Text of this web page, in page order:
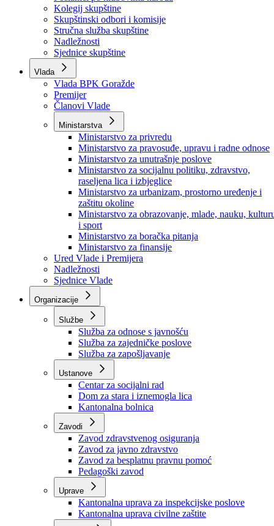
Rukovodstvo
Poslanici po strankama
Poslanici po klubovima naroda
Kolegij skupštine
Skupštinski odbori i komisije
Stručna služba skupštine
Nadležnosti
Sjednice skupštine
Vlada
Vlada BPK Goražde
Premijer
Članovi Vlade
Ministarstva
Ministarstvo za privredu
Ministarstvo za pravosuđe, upravu i radne odnose
Ministarstvo za unutrašnje poslove
Ministarstvo za socijalnu politiku, zdravstvo,
raseljena lica i izbjeglice
Ministarstvo za urbanizam, prostorno uređenje i
zaštitu okoline
Ministarstvo za obrazovanje, mlade, nauku,
i sport
Ministarstvo za boračka pitanja
Ministarstvo za finansije
Ured Vlade i Premijera
Nadležnosti
Sjednice Vlade
Organizacije
Službe
Služba za odnose s javnošću
Služba za zajedničke poslove
Služba za zapošljavanje
Ustanove
Centar za socijalni rad
Dom za stara i iznemogla lica
Kantonalna bolnica
Zavodi
Zavod zdravstvenog osiguranja
Zavod za javno zdravstvo
Zavod za besplatnu pravnu pomoć
Pedagoški zavod